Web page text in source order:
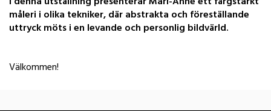
måleri i olika tekniker, där abstrakta och föreställande
uttryck möts i en levande och personlig bildvärld.
Välkommen!